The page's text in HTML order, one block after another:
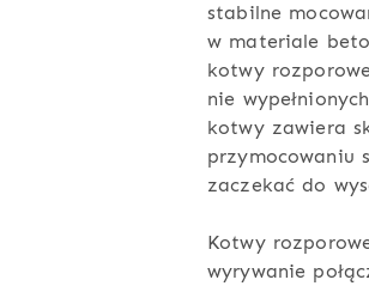
stabilne
w materiale
kotwy
nie
kotwy zawiera
przymocowaniu
zaczekać do
Kotwy
wyrywanie